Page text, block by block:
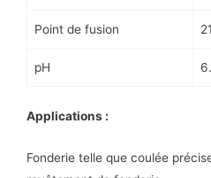
Point de fusion
pH
Applications :
Fonderie telle que coulée